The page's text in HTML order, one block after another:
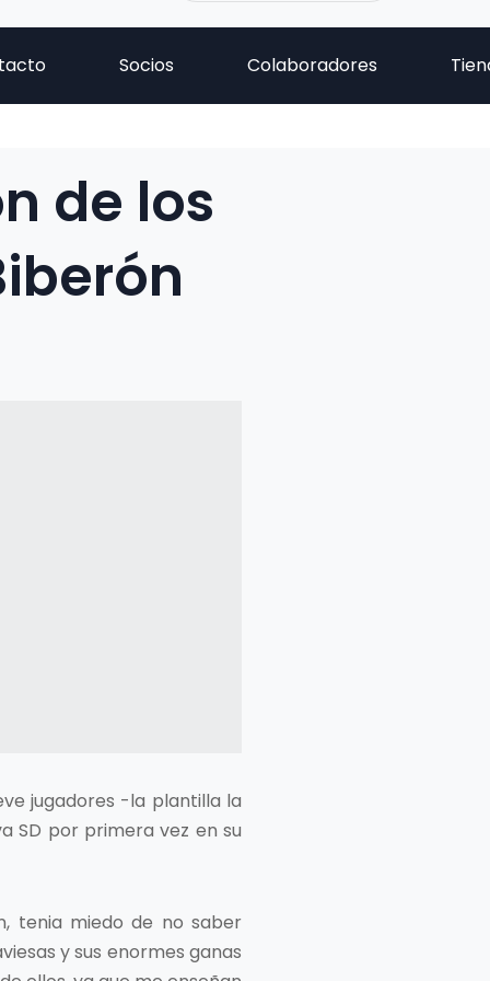
Socios Colaboradores
de los
jugadores -la plantilla la
SD por primera vez en su
tenia miedo de no saber
y sus enormes ganas